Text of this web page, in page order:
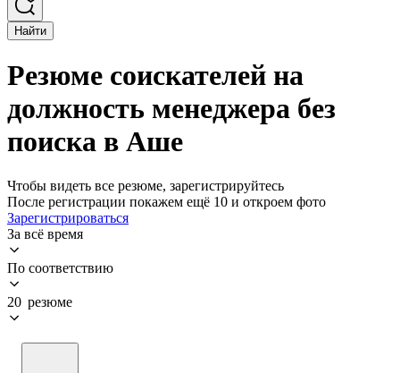
Найти
Резюме соискателей на
должность менеджера без
поиска в Аше
Чтобы видеть все резюме, зарегистрируйтесь
После регистрации покажем ещё 10 и откроем фото
Зарегистрироваться
За всё время
По соответствию
20 резюме